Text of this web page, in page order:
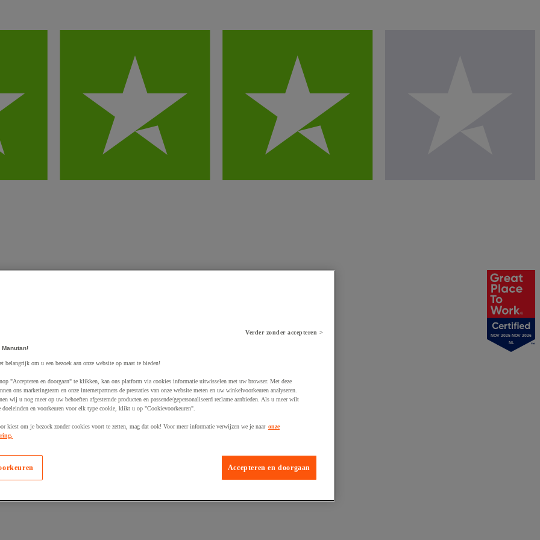
NOV 2025-NOV 2026
NL
Verder zonder accepteren >
belangrijk om u een bezoek aan onze website op maat te bieden!
"Accepteren en doorgaan" te klikken, kan ons platform via cookies informatie uitwisselen met uw browser. Met deze
ons marketingteam en onze internetpartners de prestaties van onze website meten en uw winkelvoorkeuren analyseren.
wij u nog meer op uw behoeften afgestemde producten en passende/gepersonaliseerd reclame aanbieden. Als u meer wilt
doeleinden en voorkeuren voor elk type cookie, klikt u op "Cookievoorkeuren".
kiest om je bezoek zonder cookies voort te zetten, mag dat ook! Voor meer informatie verwijzen we je naar onze
Accepteren en doorgaan